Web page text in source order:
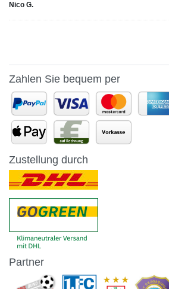
Nico G.
Zahlen Sie bequem per
Zustellung durch
Partner